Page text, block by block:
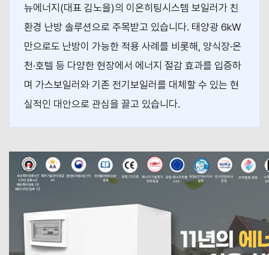
뉴에너지(대표 김노을)의 이온히팅시스템 보일러가 친
환경 난방 솔루션으로 주목받고 있습니다. 태양광 6kW
만으로도 난방이 가능한 적용 사례를 비롯해, 양식장·온
천·호텔 등 다양한 현장에서 에너지 절감 효과를 입증하
며 가스보일러와 기존 전기보일러를 대체할 수 있는 현
실적인 대안으로 관심을 끌고 있습니다.